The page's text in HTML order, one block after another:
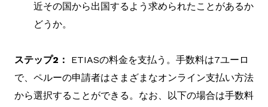
近その国から出国するよう求められたことがあるか
どうか。
ステップ2： ETIASの料金を支払う。手数料は7ユーロ
で、ペルーの申請者はさまざまなオンライン支払い方法
から選択することができる。なお、以下の場合は手数料